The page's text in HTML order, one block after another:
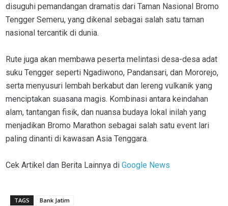
disuguhi pemandangan dramatis dari Taman Nasional Bromo
Tengger Semeru, yang dikenal sebagai salah satu taman
nasional tercantik di dunia.
Rute juga akan membawa peserta melintasi desa-desa adat
suku Tengger seperti Ngadiwono, Pandansari, dan Mororejo,
serta menyusuri lembah berkabut dan lereng vulkanik yang
menciptakan suasana magis. Kombinasi antara keindahan
alam, tantangan fisik, dan nuansa budaya lokal inilah yang
menjadikan Bromo Marathon sebagai salah satu event lari
paling dinanti di kawasan Asia Tenggara.
Cek Artikel dan Berita Lainnya di Google News
TAGS Bank Jatim